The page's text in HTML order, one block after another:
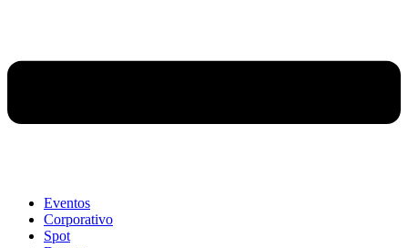
Eventos
Corporativo
Spot